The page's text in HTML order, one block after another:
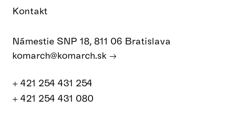
Kontakt
Námestie SNP 18, 811 06 Bratislava
komarch@komarch.sk
+ 421 254 431 254
+ 421 254 431 080